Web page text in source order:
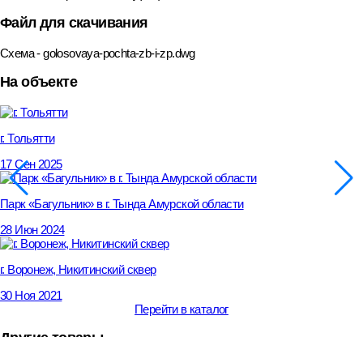
Файл для скачивания
Схема - golosovaya-pochta-zb-i-zp.dwg
На объекте
г. Тольятти
17 Сен 2025
Парк «Багульник» в г. Тында Амурской области
28 Июн 2024
г. Воронеж, Никитинский сквер
30 Ноя 2021
Перейти в каталог